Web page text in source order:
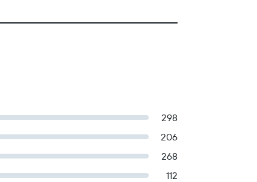
298
206
268
112